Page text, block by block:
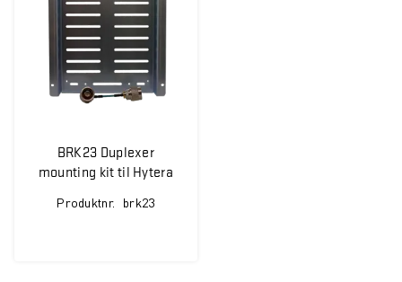
BRK23 Duplexer
mounting kit til Hytera
Produktnr. brk23